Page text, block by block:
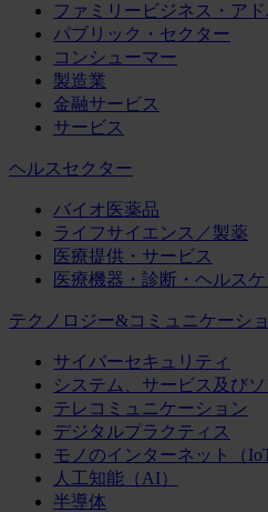
ファミリービジネス・ア
パブリック・セクター
コンシューマー
製造業
金融サービス
サービス
ヘルスセクター
バイオ医薬品
ライフサイエンス／製薬
医療提供・サービス
医療機器・診断・ヘルス
テクノロジー&コミュニケーシ
サイバーセキュリティ
システム、サービス及び
テレコミュニケーション
デジタルプラクティス
モノのインターネット（
人工知能（AI）
半導体